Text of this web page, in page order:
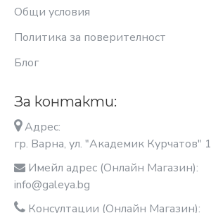
Общи условия
Политика за поверителност
Блог
За контакти:
Адрес:
гр. Варна, ул. "Академик Курчатов" 1
Имейл адрес (Онлайн Магазин):
info@galeya.bg
Консултации (Онлайн Магазин):